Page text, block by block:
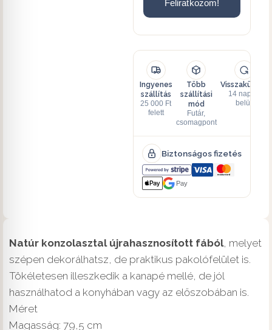
Feliratkozom!
Ingyenes
szállítás
25 000 Ft
felett
Több
szállítási
mód
Futár,
csomagpont
Visszaküldés
14 napon
belül
Biztonságos fizetés
Pay
Natúr konzolasztal újrahasznosított fából, melyet
szépen dekorálhatsz, de praktikus pakolófelület is.
Tökéletesen illeszkedik a kanapé mellé, de jól
használhatod a konyhában vagy az előszobában is.
Méret
Magasság: 79,5 cm